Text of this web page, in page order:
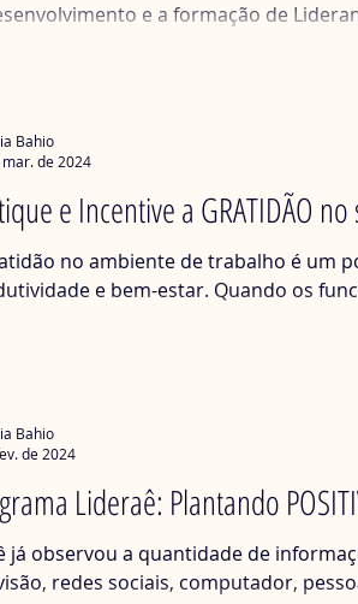
e a formação de
e Incentive a GRATIDÃO no
no ambiente de trabalho é um
e bem-estar. Quando os
Bahio
mar. de 2024
Lideraê: Plantando
já observou a quantidade de
redes sociais, computador,
Bahio
de 2024